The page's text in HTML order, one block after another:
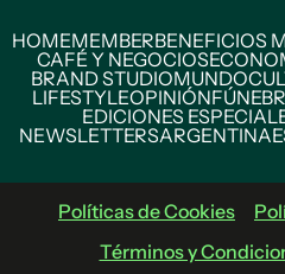
HOMEMEMBERBENEFICIOS
CAFÉ Y NEGOCIOS
BRAND STUDIOMUNDO
LIFESTYLEOPINIÓN
EDICIONES
NEWSLETTERSARGENTINA
Políticas de Cookies
Términos y